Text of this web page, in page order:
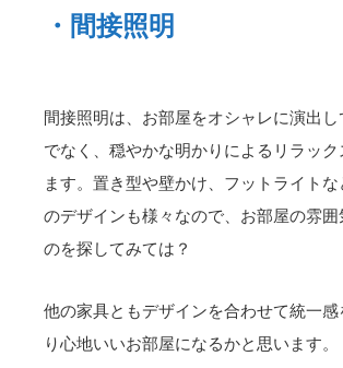
・間接照明
間接照明は、お部屋をオシャレに演出
でなく、穏やかな明かりによるリラック
ます。置き型や壁かけ、フットライト
のデザインも様々なので、お部屋の雰囲
のを探してみては？
他の家具ともデザインを合わせて統一感
り心地いいお部屋になるかと思います。